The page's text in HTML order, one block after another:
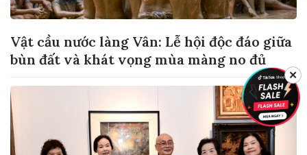
Vật cầu nước làng Vân: Lễ hội độc đáo giữa
bùn đất và khát vọng mùa màng no đủ
✕